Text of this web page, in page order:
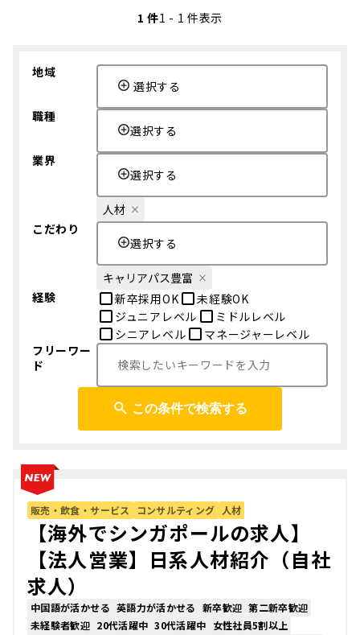
1 件1 - 1 件表示
地域
選択する
職種
選択する
業界
選択する
人材
こだわり
選択する
キャリアパス豊富
経験
新卒採用OK
未経験OK
ジュニアレベル
ミドルレベル
シニアレベル
マネージャーレベル
フリーワー
ド
この条件で検索する
販売・飲食・サービス コンサルティング 人材
【海外でシンガポールの求人】
【法人営業】日系人材紹介（自社
求人）
中国語が活かせる 英語力が活かせる 新卒歓迎 第二新卒歓迎
未経験者歓迎 20代活躍中 30代活躍中 女性社員5割以上